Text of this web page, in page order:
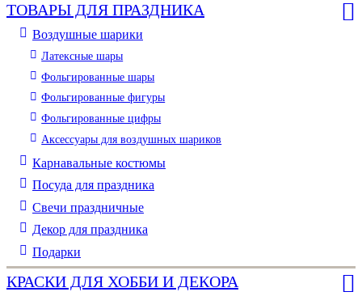
ТОВАРЫ ДЛЯ ПРАЗДНИКА
Воздушные шарики
Латексные шары
Фольгированные шары
Фольгированные фигуры
Фольгированные цифры
Аксессуары для воздушных шариков
Карнавальные костюмы
Посуда для праздника
Свечи праздничные
Декор для праздника
Подарки
КРАСКИ ДЛЯ ХОББИ И ДЕКОРА